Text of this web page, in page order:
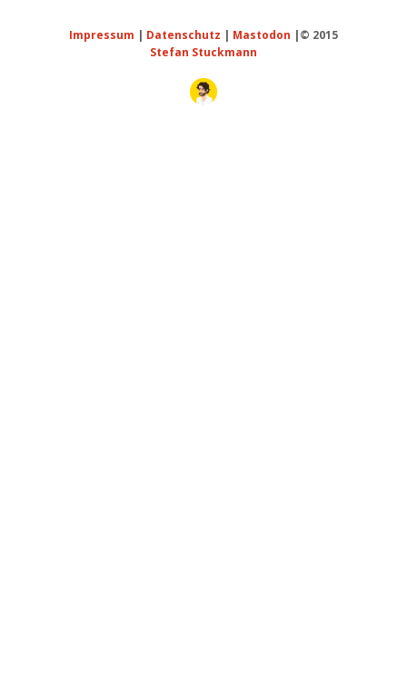
Impressum | Datenschutz | Mastodon |© 2015
Stefan Stuckmann